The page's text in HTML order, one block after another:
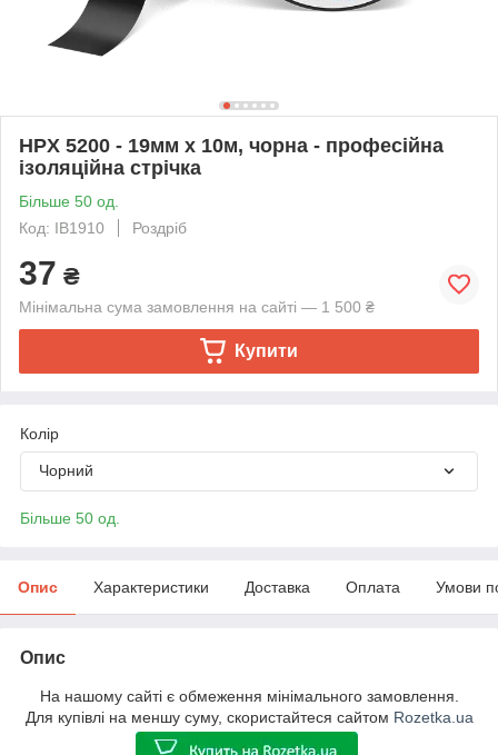
HPX 5200 - 19мм x 10м, чорна - професійна
ізоляційна стрічка
Більше 50 од.
Код: IB1910
Роздріб
37 ₴
Мінімальна сума замовлення на сайті — 1 500 ₴
Купити
Колір
Чорний
Більше 50 од.
Опис Характеристики Доставка Оплата Умови
Опис
На нашому сайті є обмеження мінімального замовлення.
Для купівлі на меншу суму, скористайтеся сайтом Rozetka.ua